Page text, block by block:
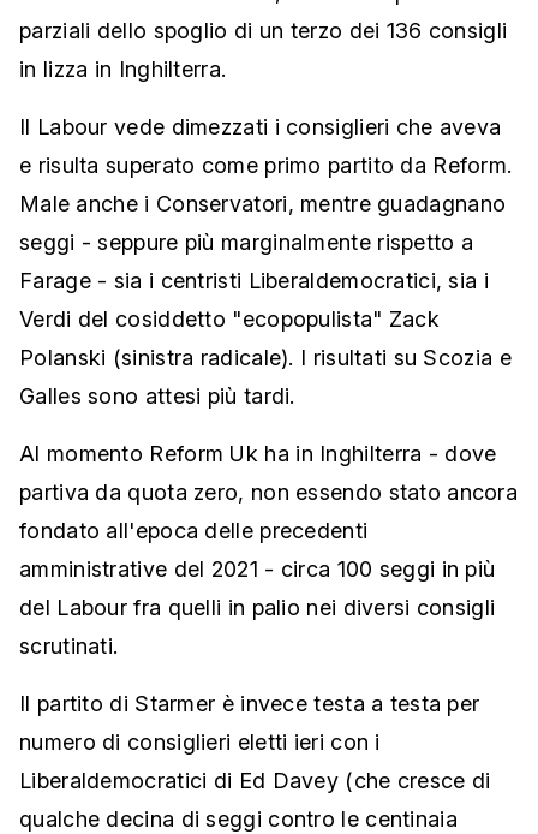
parziali dello spoglio di un terzo dei 136 consigli
in lizza in Inghilterra.
Il Labour vede dimezzati i consiglieri che aveva
e risulta superato come primo partito da Reform.
Male anche i Conservatori, mentre guadagnano
seggi - seppure più marginalmente rispetto a
Farage - sia i centristi Liberaldemocratici, sia i
Verdi del cosiddetto "ecopopulista" Zack
Polanski (sinistra radicale). I risultati su Scozia e
Galles sono attesi più tardi.
Al momento Reform Uk ha in Inghilterra - dove
partiva da quota zero, non essendo stato ancora
fondato all'epoca delle precedenti
amministrative del 2021 - circa 100 seggi in più
del Labour fra quelli in palio nei diversi consigli
scrutinati.
Il partito di Starmer è invece testa a testa per
numero di consiglieri eletti ieri con i
Liberaldemocratici di Ed Davey (che cresce di
qualche decina di seggi contro le centinaia